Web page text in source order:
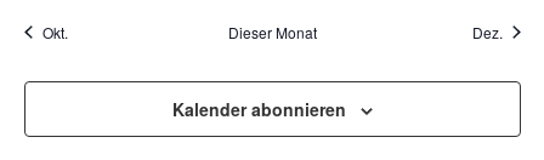
Okt. Dieser Monat Dez.
Kalender abonnieren